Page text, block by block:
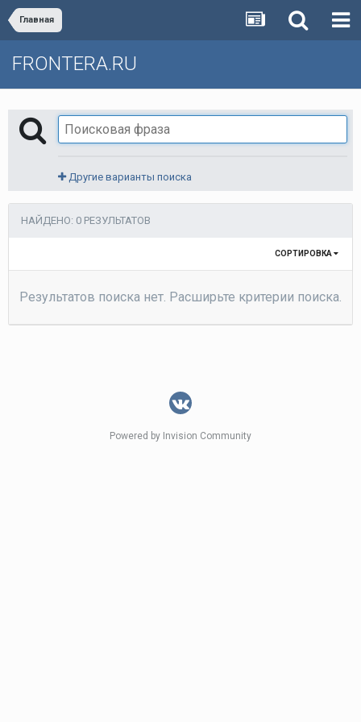
Главная
FRONTERA.RU
Другие варианты поиска
НАЙДЕНО: 0 РЕЗУЛЬТАТОВ
СОРТИРОВКА
Результатов поиска нет. Расширьте критерии поиска.
Powered by Invision Community